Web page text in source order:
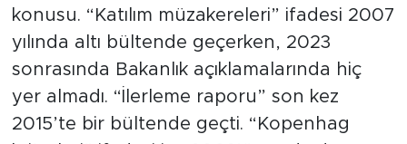
konusu. “Katılım müzakereleri” ifadesi 2007
yılında altı bültende geçerken, 2023
sonrasında Bakanlık açıklamalarında hiç
yer almadı. “İlerleme raporu” son kez
2015’te bir bültende geçti. “Kopenhag